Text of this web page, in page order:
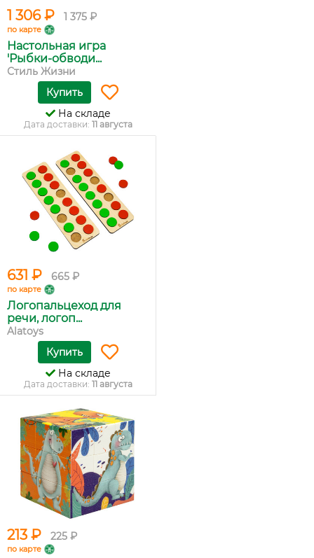
1 306 ₽ 1 375 ₽
по карте
Настольная игра
'Рыбки-обводи...
Стиль Жизни
Купить
На складе
Дата доставки: 11 августа
631 ₽ 665 ₽
по карте
Логопальцеход для
речи, логоп...
Alatoys
Купить
На складе
Дата доставки: 11 августа
213 ₽ 225 ₽
по карте